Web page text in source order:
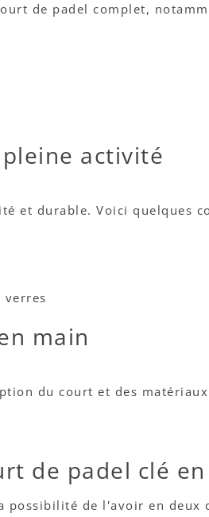
de padel complet,
activité
et durable. Voici quelques
verres
main
du court et des
de padel clé en
de l'avoir en